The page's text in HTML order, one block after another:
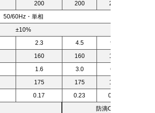
200 200 200
50/60Hz・単相
±10%
2.3 4.5 9.0
160 160 160
1.6 3.0 6.0
175 175 175
0.17 0.23 0.27
防滴Cフランジ